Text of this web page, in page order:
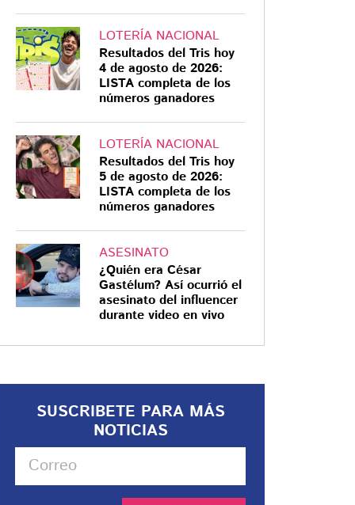
LOTERÍA NACIONAL
Resultados del Tris hoy
4 de agosto de 2026:
LISTA completa de los
números ganadores
LOTERÍA NACIONAL
Resultados del Tris hoy
5 de agosto de 2026:
LISTA completa de los
números ganadores
ASESINATO
¿Quién era César
Gastélum? Así ocurrió el
asesinato del influencer
durante video en vivo
SUSCRIBETE PARA MÁS
NOTICIAS